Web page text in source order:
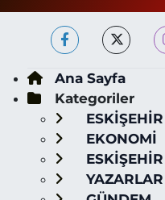
Ana Sayfa
Kategoriler
ESKİŞEHİR
EKONOMİ
YAZARLAR